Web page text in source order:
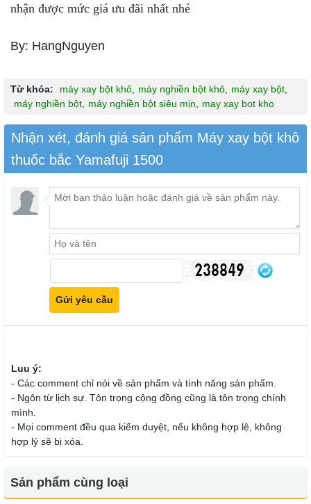
nhận được mức giá ưu đãi nhất nhé
By: HangNguyen
Từ khóa: máy xay bột khô máy nghiền bột khô máy xay bột
máy nghiền bột
máy nghiền bột siêu mịn may xay bot kho
Nhận xét, đánh giá sản phẩm Máy xay bột khô
thuốc bắc Yamafuji 1500
Luu ý:
- Các comment chỉ nói về sản phẩm và tính năng sản phẩm.
- Ngôn từ lịch sự. Tôn trọng cộng đồng cũng là tôn trọng chính
mình.
- Mọi comment đều qua kiểm duyệt, nếu không hợp lệ, không
hợp lý sẽ bị xóa.
Sản phẩm cùng loại